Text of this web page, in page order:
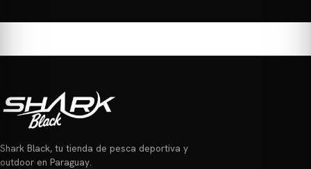
Shark Black, tu tienda de pesca deportiva y
outdoor en Paraguay.